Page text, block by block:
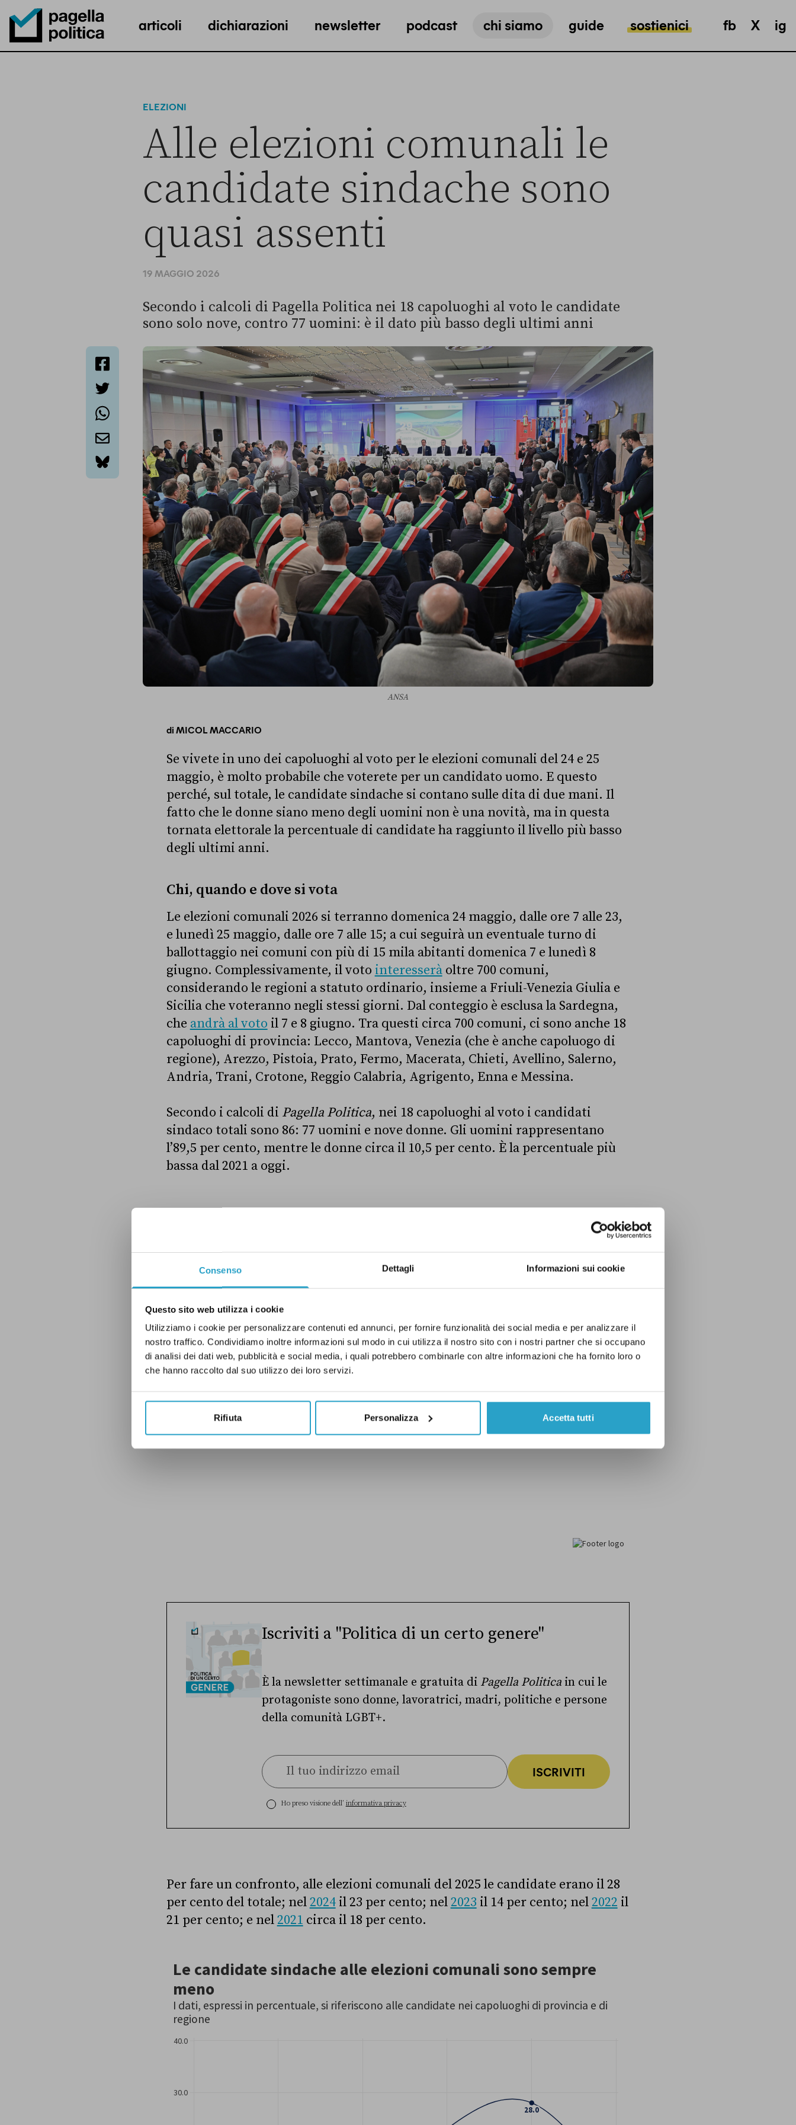
Consenso Dettagli Informazioni sui cookie
Questo sito web utilizza i cookie
Utilizziamo i cookie per personalizzare contenuti ed annunci, per fornire funzionalità dei social media e per analizzare il
nostro traffico. Condividiamo inoltre informazioni sul modo in cui utilizza il nostro sito con i nostri partner che si occupano
di analisi dei dati web, pubblicità e social media, i quali potrebbero combinarle con altre informazioni che ha fornito loro o
che hanno raccolto dal suo utilizzo dei loro servizi.
Rifiuta Personalizza Accetta tutti
Pagella Politica Logo
articoli dichiarazioni newsletter podcast chi siamo guide sostienici fb X ig
ELEZIONI
Alle elezioni comunali le
candidate sindache sono
quasi assenti
19 MAGGIO 2026
bluesky
Secondo i calcoli di Pagella Politica nei 18 capoluoghi al voto le candidate
sono solo nove, contro 77 uomini: è il dato più basso degli ultimi anni
ANSA
diMICOL MACCARIO
Se vivete in uno dei capoluoghi al voto per le elezioni comunali del 24 e 25
maggio, è molto probabile che voterete per un candidato uomo. E questo
perché, sul totale, le candidate sindache si contano sulle dita di due mani. Il
fatto che le donne siano meno degli uomini non è una novità, ma in questa
tornata elettorale la percentuale di candidate ha raggiunto il livello più basso
degli ultimi anni.
Chi, quando e dove si vota
Le elezioni comunali 2026 si terranno domenica 24 maggio, dalle ore 7 alle 23,
e lunedì 25 maggio, dalle ore 7 alle 15; a cui seguirà un eventuale turno di
ballottaggio nei comuni con più di 15 mila abitanti domenica 7 e lunedì 8
giugno. Complessivamente, il voto interesseràoltre 700 comuni,
considerando le regioni a statuto ordinario, insieme a Friuli-Venezia Giulia e
Sicilia che voteranno negli stessi giorni. Dal conteggio è esclusa la Sardegna,
che andrà al voto il 7 e 8 giugno. Tra questi circa 700 comuni, ci sono anche 18
capoluoghi di provincia: Lecco, Mantova, Venezia (che è anche capoluogo di
regione), Arezzo, Pistoia, Prato, Fermo, Macerata, Chieti, Avellino, Salerno,
Andria, Trani, Crotone, Reggio Calabria, Agrigento, Enna e Messina.
Secondo i calcoli di Pagella Politica, nei 18 capoluoghi al voto i candidati
sindaco totali sono 86: 77 uomini e nove donne. Gli uomini rappresentano
l’89,5 per cento, mentre le donne circa il 10,5 per cento. È la percentuale più
bassa dal 2021 a oggi.
Iscriviti a "Politica di un certo genere"
È la newsletter settimanale e gratuita di Pagella Politicain cui le
protagoniste sono donne, lavoratrici, madri, politiche e persone
della comunità LGBT+.
ISCRIVITI
Ho preso visione dell’ informativa privacy
Per fare un confronto, alle elezioni comunali del 2025 le candidate erano il 28
per cento del totale; nel2024il 23 per cento; nel2023 il 14 per cento; nel2022 il
21 per cento; e nel2021 circa il 18 per cento.